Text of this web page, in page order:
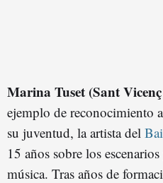
Marina Tuset (Sant
ejemplo de reconocimiento
su juventud, la artista del
15 años sobre los
música. Tras años de